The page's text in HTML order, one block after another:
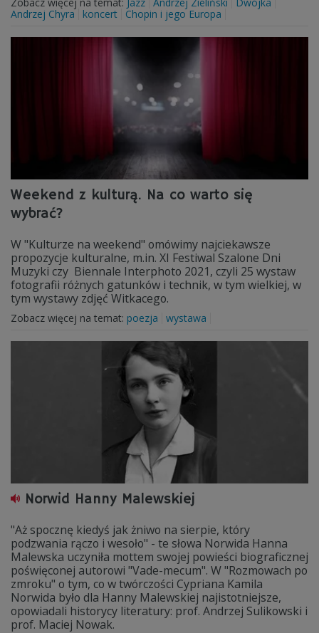
Andrzej Chyra
koncert Chopin i jego Europa
Weekend z kulturą. Na co warto się
wybrać?
W "Kulturze na weekend" omówimy najciekawsze
propozycje kulturalne, m.in. XI Festiwal Szalone Dni
Muzyki czy Biennale Interphoto 2021, czyli 25 wystaw
fotografii różnych gatunków i technik, w tym wielkiej, w
tym wystawy zdjęć Witkacego.
Zobacz więcej na temat: poezja wystawa
Norwid Hanny Malewskiej
"Aż spocznę kiedyś jak żniwo na sierpie, który
podzwania rączo i wesoło" - te słowa Norwida Hanna
Malewska uczyniła mottem swojej powieści biograficznej
poświęconej autorowi "Vade-mecum". W "Rozmowach po
zmroku" o tym, co w twórczości Cypriana Kamila
Norwida było dla Hanny Malewskiej najistotniejsze,
opowiadali historycy literatury: prof. Andrzej Sulikowski i
prof. Maciej Nowak.